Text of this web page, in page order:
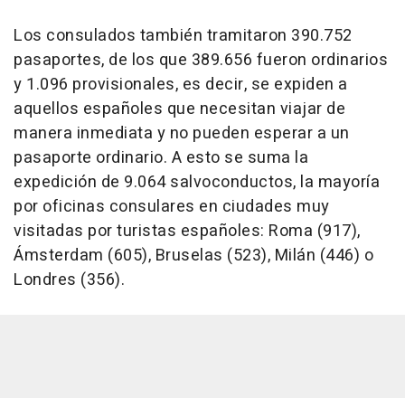
Los consulados también tramitaron 390.752
pasaportes, de los que 389.656 fueron ordinarios
y 1.096 provisionales, es decir, se expiden a
aquellos españoles que necesitan viajar de
manera inmediata y no pueden esperar a un
pasaporte ordinario. A esto se suma la
expedición de 9.064 salvoconductos, la mayoría
por oficinas consulares en ciudades muy
visitadas por turistas españoles: Roma (917),
Ámsterdam (605), Bruselas (523), Milán (446) o
Londres (356).